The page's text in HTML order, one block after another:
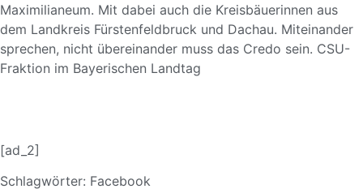
Maximilianeum. Mit dabei auch die Kreisbäuerinnen aus
dem Landkreis Fürstenfeldbruck und Dachau. Miteinander
sprechen, nicht übereinander muss das Credo sein. CSU-
Fraktion im Bayerischen Landtag
[ad_2]
Schlagwörter: Facebook